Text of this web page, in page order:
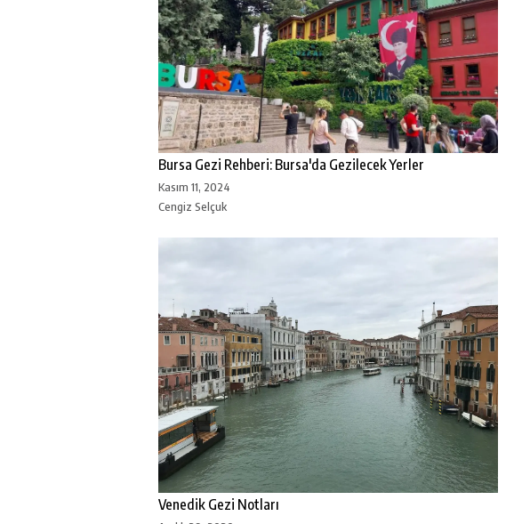
Bursa Gezi Rehberi: Bursa'da Gezilecek Yerler
Kasım 11, 2024
Cengiz Selçuk
Venedik Gezi Notları